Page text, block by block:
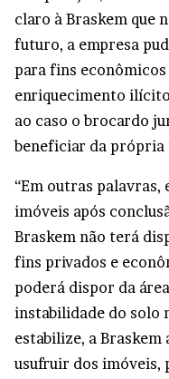
claro à Braskem que
futuro, a empresa
para fins
enriquecimento
ao caso o brocardo
beneficiar da própria
“Em outras
imóveis após
Braskem não terá
fins privados e
poderá dispor da
instabilidade do solo
estabilize, a
usufruir dos imóveis,